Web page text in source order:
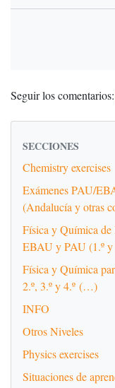
Seguir los comentarios:
SECCIONES
Chemistry exercises
Exámenes PAU/
(Andalucía y otras
Física y Química de
EBAU y PAU (1.º
Física y Química
2.º, 3.º y 4.º (…)
INFO
Otros Niveles
Physics exercises
Situaciones de